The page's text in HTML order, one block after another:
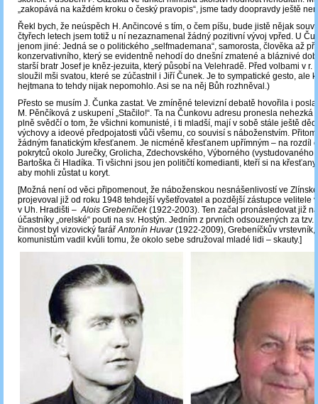
„zakopává na každém kroku o český pravopis“, jsme tady doopravdy ještě
Řekl bych, že neúspěch H. Ančincové s tím, o čem píšu, bude jistě nějak
čtyřech letech jsem totiž u ní nezaznamenal žádný pozitivní vývoj vpřed. U
jenom jiné: Jedná se o politického „selfmademana“, samorosta, člověka až
konzervativního, který se evidentně nehodí do dnešní zmatené a bláznivé
starší bratr Josef je kněz-jezuita, který působí na Velehradě. Před volbami v r.
sloužil mši svatou, které se zúčastnil i Jiří Čunek. Je to sympatické gesto, ale
hejtmana to tehdy nijak nepomohlo. Asi se na něj Bůh rozhněval.)
Přesto se musím J. Čunka zastat. Ve zmíněné televizní debatě hovořila i
M. Pěnčíková z uskupení „Stačilo!“. Ta na Čunkovu adresu pronesla nehezká
plně svědčí o tom, že všichni komunisté, i ti mladší, mají v sobě stále ještě
výchovy a ideové předpojatosti vůči všemu, co souvisí s náboženstvím.
žádným fanatickým křesťanem. Je nicméně křesťanem upřímným – na rozdíl
pokrytců okolo Jurečky, Grolicha, Zdechovského, Výborného (vystudovaného
Bartoška či Hladíka. Ti všichni jsou jen političtí komedianti, kteří si na
aby mohli zůstat u koryt.
[Možná není od věci připomenout, že náboženskou nesnášenlivostí ve
projevoval již od roku 1948 tehdejší vyšetřovatel a pozdější zástupce velitele
v Uh. Hradišti ‒Alois Grebeníček(1922-2003). Ten začal pronásledovat již
účastníky „orelské“ pouti na sv. Hostýn. Jedním z prvních odsouzených za tzv.
činnost byl vizovický farářAntonín Huvar(1922-2009), Grebeníčkův vrstevník,
komunistům vadil kvůli tomu, že okolo sebe sdružoval mladé lidi ‒ skauty.]